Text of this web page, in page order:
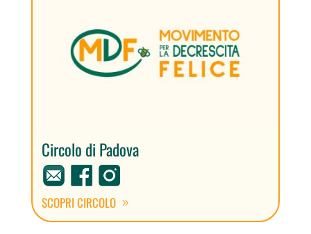
Circolo di Padova
SCOPRI CIRCOLO